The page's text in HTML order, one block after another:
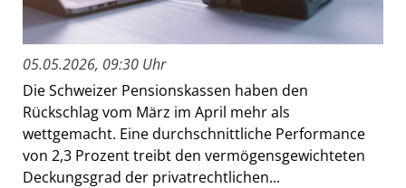
05.05.2026, 09:30 Uhr
Die Schweizer Pensionskassen haben den
Rückschlag vom März im April mehr als
wettgemacht. Eine durchschnittliche Performance
von 2,3 Prozent treibt den vermögensgewichteten
Deckungsgrad der privatrechtlichen...